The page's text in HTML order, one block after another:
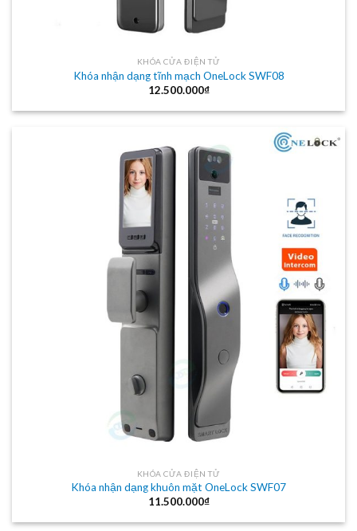
KHÓA CỬA ĐIỆN TỬ
Khóa nhận dạng tĩnh mạch OneLock SWF08
12.500.000₫
KHÓA CỬA ĐIỆN TỬ
Khóa nhận dạng khuôn mặt OneLock SWF07
11.500.000₫